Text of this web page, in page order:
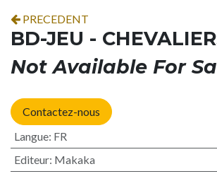
PRECEDENT
BD-JEU -
Not Available For
Contactez-nous
Langue: FR
Editeur: Makaka